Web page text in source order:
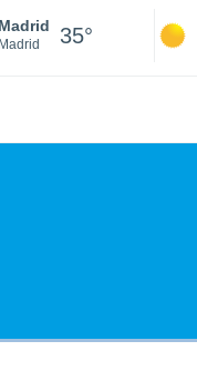
Madrid
Madrid 35°